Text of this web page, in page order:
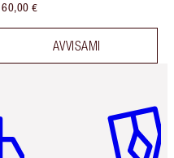
60,00 €
AVVISAMI